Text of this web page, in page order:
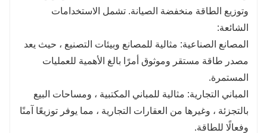
وتوزيع الطاقة منخفضة الصيانة. تشمل الاستخدامات
الشائعة:
المصانع الصناعية: مثالية للمصانع وبيئات التصنيع ، حيث يعد
مصدر طاقة مستقر وموثوق أمرًا بالغ الأهمية للعمليات
المستمرة.
المباني التجارية: مثالية للمباني المكتبية ، ومساحات البيع
بالتجزئة ، وغيرها من العقارات التجارية ، مما يوفر توزيعًا آمنًا
وفعالًا للطاقة.